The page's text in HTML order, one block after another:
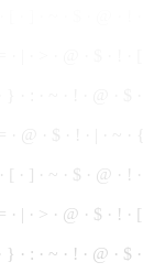
[ · ] · ~ · $ · @ · !
| · > · @ · $ · ! ·
} · : · ~ · ! · @ · $